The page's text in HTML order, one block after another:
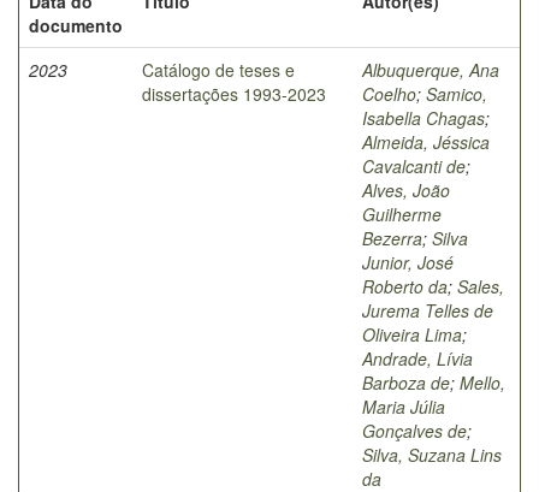
documento
2023
Catálogo de teses e
dissertações 1993-2023
Albuquerque, Ana
Coelho; Samico,
Isabella Chagas;
Almeida, Jéssica
Cavalcanti de;
Alves, João
Guilherme
Bezerra; Silva
Junior, José
Roberto da; Sales,
Jurema Telles de
Oliveira Lima;
Andrade, Lívia
Barboza de; Mello,
Maria Júlia
Gonçalves de;
Silva, Suzana Lins
da